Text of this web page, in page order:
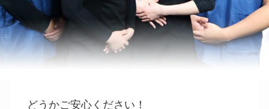
どうかご安心ください！